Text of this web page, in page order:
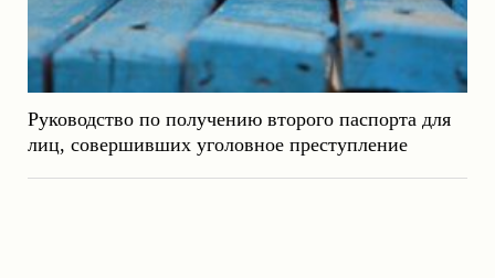
Руководство по получению второго паспорта для
лиц, совершивших уголовное преступление